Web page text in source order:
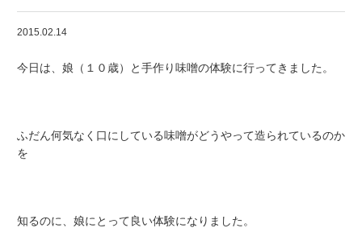
2015.02.14
今日は、娘（１０歳）と手作り味噌の体験に行ってきました。
ふだん何気なく口にしている味噌がどうやって造られているのか
を
知るのに、娘にとって良い体験になりました。